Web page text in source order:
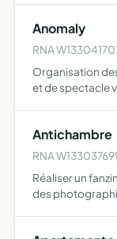
Anomaly
RNA
Organisation
et de spectacle
Antichambre
RNA
Réaliser un
des